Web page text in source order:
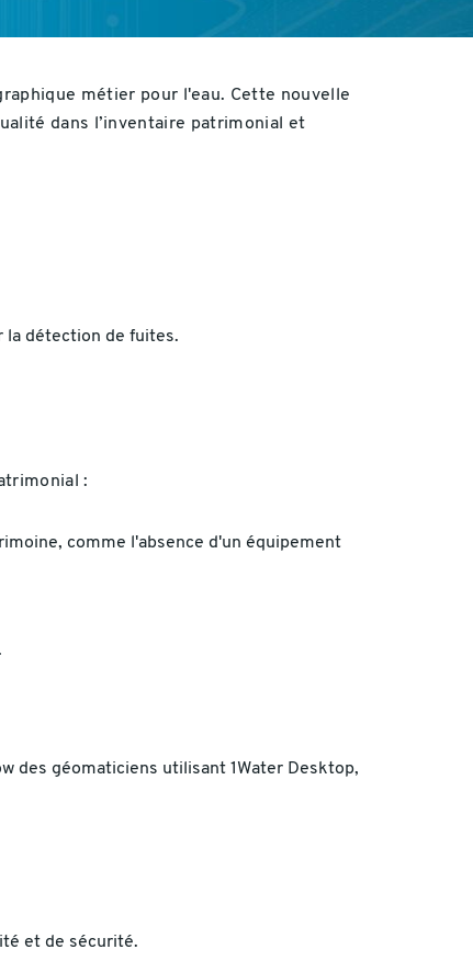
métier pour l'eau. Cette nouvelle
dans l’inventaire patrimonial et
la détection de fuites.
:
comme l'absence d'un équipement
des géomaticiens utilisant 1Water Desktop,
et de sécurité.